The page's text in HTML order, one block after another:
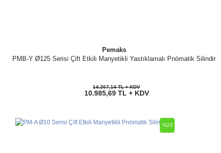
Pemaks
PMB-Y Ø125 Serisi Çift Etkili Manyetikli Yastıklamalı Pnömatik Silindir
14.267,14 TL + KDV
10.985,69 TL + KDV
%23